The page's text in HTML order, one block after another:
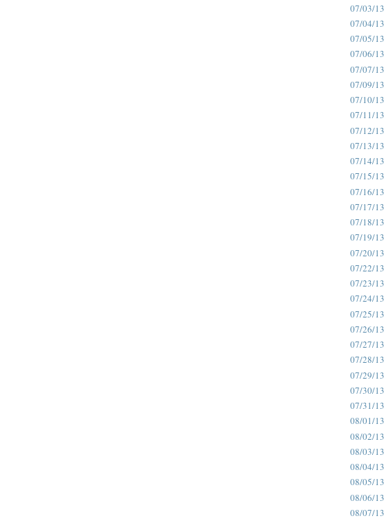
07/03/13
07/04/13
07/05/13
07/06/13
07/07/13
07/09/13
07/10/13
07/11/13
07/12/13
07/13/13
07/14/13
07/15/13
07/16/13
07/17/13
07/18/13
07/19/13
07/20/13
07/22/13
07/23/13
07/24/13
07/25/13
07/26/13
07/27/13
07/28/13
07/29/13
07/30/13
07/31/13
08/01/13
08/02/13
08/03/13
08/04/13
08/05/13
08/06/13
08/07/13